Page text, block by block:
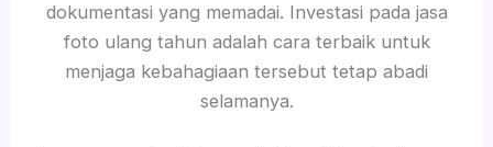
dokumentasi yang memadai. Investasi pada jasa
foto ulang tahun adalah cara terbaik untuk
menjaga kebahagiaan tersebut tetap abadi
selamanya.